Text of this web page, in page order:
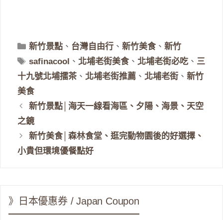
分
類
新竹景點 、 台灣自由行 、新竹美食、新竹
標
籤
safinacool 、北埔老街美食、北埔老街必吃 、 三
十九號北埔擂茶 、 北埔老街推薦 、 北埔老街 、 新竹
美食
新竹景點│海天一線看海區、夕陽、海景、天空
之鏡
新竹美食│森林食堂、逛完動物園後的好選擇、
小貴但環境優餐點好
》日本優惠券 / Japan Coupon